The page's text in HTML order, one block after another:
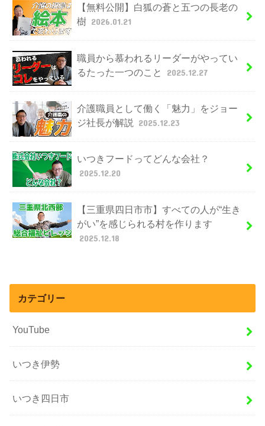
【無料公開】白狐の蒼と五つの長老の
樹 2026.01.21
職員から慕われるリーダーがやってい
るたった一つのこと
2025.12.27
介護職員として働く「魅力」をジョー
ジ社長が解説
2025.12.23
いつきフードってどんな会社？
2025.12.20
【三重県四日市市】すべての人が“生き
がい”を感じられる村を作ります
2025.12.18
カテゴリー
YouTube
いつき伊勢
いつき四日市